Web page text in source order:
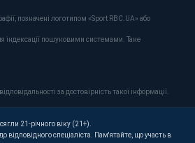
позначені логотипом «Sport RBC.UA» або
індексації пошуковими системами. Таке
за достовірність такої інформації.
21-річного віку (21+).
відповідного спеціаліста. Пам'ятайте, що участь в